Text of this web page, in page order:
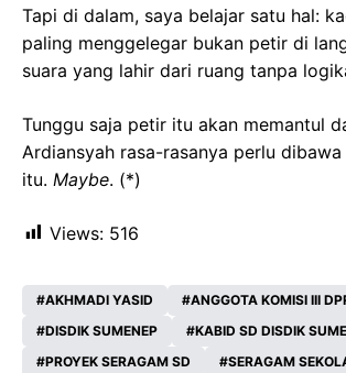
Tapi di dalam, saya belajar satu hal:
paling menggelegar bukan petir di
suara yang lahir dari ruang tanpa
Tunggu saja petir itu akan memantul
Ardiansyah rasa-rasanya perlu
itu. Maybe. (*)
Views: 516
AKHMADI YASID
ANGGOTA KOMISI III
DISDIK SUMENEP
KABID SD DISDIK
PROYEK SERAGAM SD
SERAGAM